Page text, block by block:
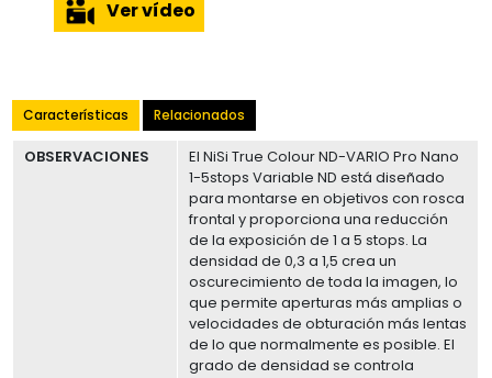
Ver vídeo
Características Relacionados
OBSERVACIONES
El NiSi True Colour ND-VARIO Pro Nano
1-5stops Variable ND está diseñado
para montarse en objetivos con rosca
frontal y proporciona una reducción
de la exposición de 1 a 5 stops. La
densidad de 0,3 a 1,5 crea un
oscurecimiento de toda la imagen, lo
que permite aperturas más amplias o
velocidades de obturación más lentas
de lo que normalmente es posible. El
grado de densidad se controla